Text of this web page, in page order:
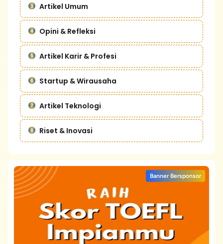
Artikel Umum
Opini & Refleksi
Artikel Karir & Profesi
Startup & Wirausaha
Artikel Teknologi
Riset & Inovasi
Banner Bersponsor